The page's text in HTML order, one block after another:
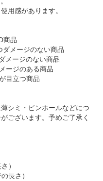
用感があります。
商品
ダメージのない商品
メージのない商品
ージのある商品
目立つ商品
シミ・ピンホールなどにつ
ございます。予めご了承く
）
長さ）